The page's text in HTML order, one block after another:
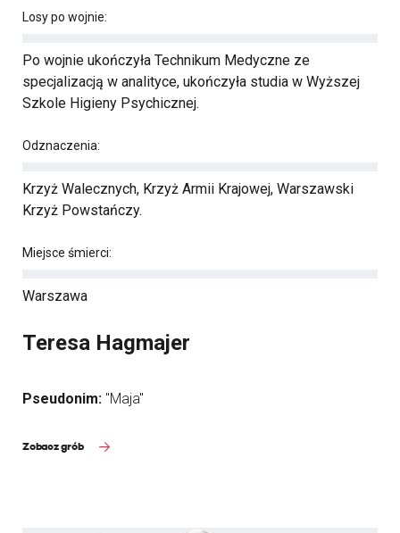
Losy po wojnie:
Po wojnie ukończyła Technikum Medyczne ze
specjalizacją w analityce, ukończyła studia w Wyższej
Szkole Higieny Psychicznej.
Odznaczenia:
Krzyż Walecznych, Krzyż Armii Krajowej, Warszawski
Krzyż Powstańczy.
Miejsce śmierci:
Warszawa
Teresa Hagmajer
Pseudonim: "Maja"
Zobacz grób